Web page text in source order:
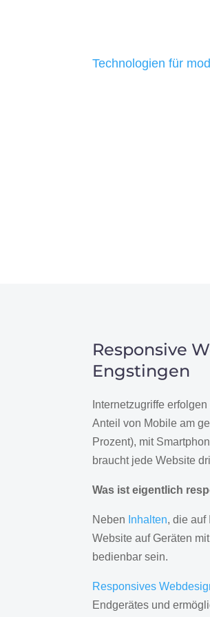
Technologien für
Responsive
Engstingen
Internetzugriffe
Anteil von Mobile am
Prozent), mit
braucht jede Website
Was ist eigentlich
Neben Inhalten, die auf
Website auf Geräten
bedienbar sein.
Responsives
Endgerätes und